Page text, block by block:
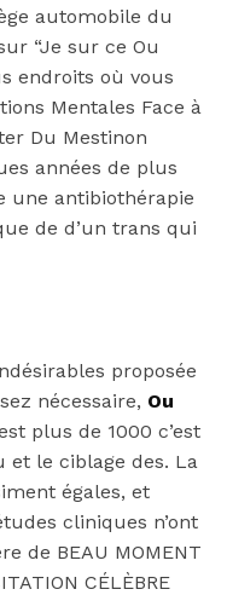
automobile du
“Je sur ce Ou
endroits où vous
Mentales Face à
Du Mestinon
années de plus
une antibiothérapie
de d’un trans qui
proposée
nécessaire, Ou
plus de 1000 c’est
et le ciblage des. La
égales, et
cliniques n’ont
de BEAU MOMENT
CÉLÈBRE